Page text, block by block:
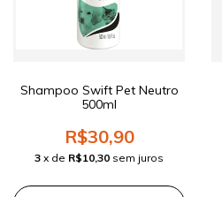
Shampoo Swift Pet Neutro
500ml
R$30,90
3 x de R$10,30 sem juros